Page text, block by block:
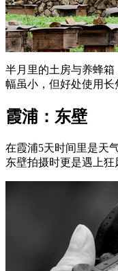
半月里的土房与养蜂箱
幅虽小，但好处使用
霞浦：东壁
在霞浦5天时间里是天
东壁拍摄时更是遇上狂